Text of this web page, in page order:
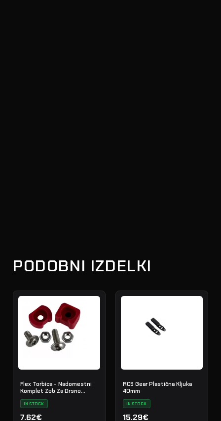
PODOBNI IZDELKI
Flex Torbica - Nadomestni
Komplet Zob Za Drsno
IN STOCK
7.62€
RCS Gear Plastična Kljuka
40mm
IN STOCK
15.29€